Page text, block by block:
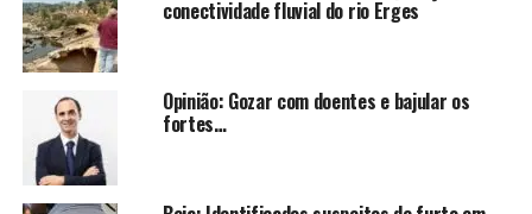
conectividade fluvial do rio Erges
Opinião: Gozar com doentes e bajular os
fortes…